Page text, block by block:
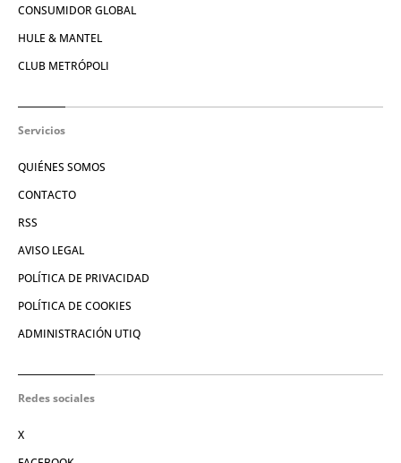
CONSUMIDOR GLOBAL
HULE & MANTEL
CLUB METRÓPOLI
Servicios
QUIÉNES SOMOS
CONTACTO
RSS
AVISO LEGAL
POLÍTICA DE PRIVACIDAD
POLÍTICA DE COOKIES
ADMINISTRACIÓN UTIQ
Redes sociales
X